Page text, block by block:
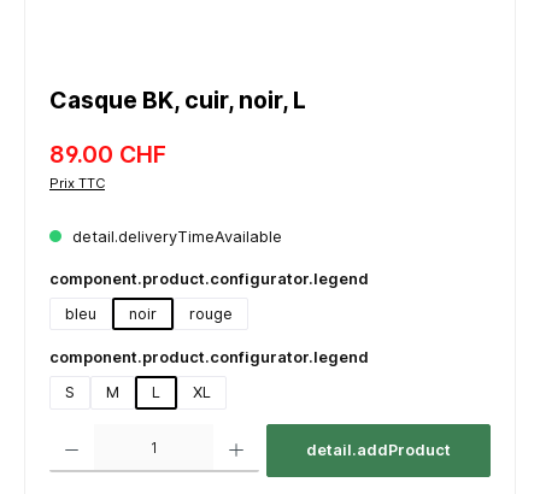
Casque BK, cuir, noir, L
89.00 CHF
Prix TTC
detail.deliveryTimeAvailable
component.product.configurator.legend
bleu
noir rouge
component.product.configurator.legend
S
M L XL
detail.addProduct